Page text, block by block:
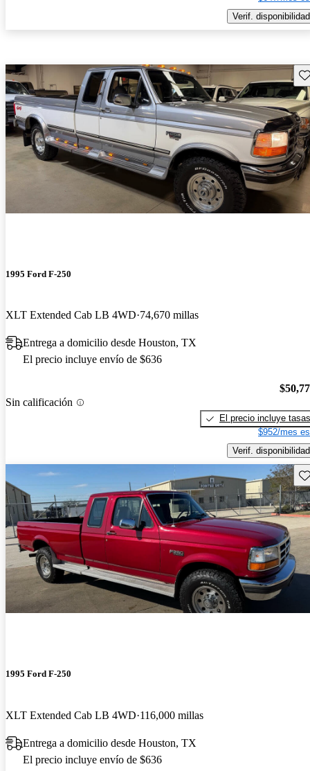
Verif. disponibilidad
1995 Ford F-250
XLT Extended Cab LB 4WD 74,670 millas
Entrega a domicilio desde Houston, TX
El precio incluye envío de $636
Sin calificación
El precio incluye tasas
$952/mes
Verif. disponibilidad
1995 Ford F-250
XLT Extended Cab LB 4WD 116,000 millas
Entrega a domicilio desde Houston, TX
El precio incluye envío de $636